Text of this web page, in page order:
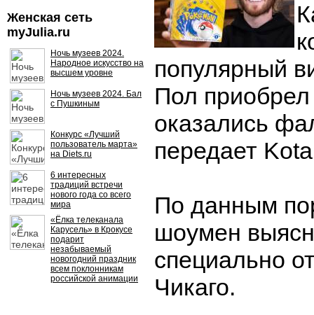
Женская сеть
myJulia.ru
Ночь музеев 2024.
Народное искусство на
высшем уровне
Ночь музеев 2024. Бал
с Пушкиным
Конкурс «Лучший
пользователь марта»
на Diets.ru
6 интересных
традиций встречи
нового года со всего
мира
«Ёлка телеканала
Карусель» в Крокусе
подарит
незабываемый
новогодний праздник
всем поклонникам
российской анимации
популярный
Пол
оказались
передает
По данным
шоумен
специально
Чикаго.